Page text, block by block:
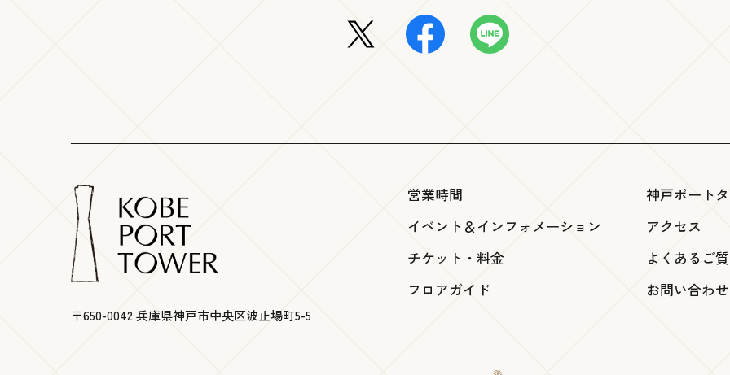
営業時間
イベント＆インフォメーション
チケット・料金
フロアガイド
神戸ポート
アクセス
よくあるご
お問い合わせ
〒650-0042 兵庫県神戸市中央区波止場町5-5